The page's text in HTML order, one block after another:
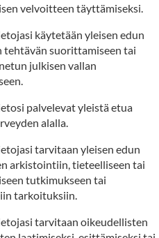
velvoitteen täyttämiseksi.
käytetään yleisen edun
tehtävän suorittamiseen tai
julkisen vallan
palvelevat yleistä etua
alalla.
tarvitaan yleisen edun
arkistointiin, tieteelliseen tai
tutkimukseen tai
tarkoituksiin.
tarvitaan oikeudellisten